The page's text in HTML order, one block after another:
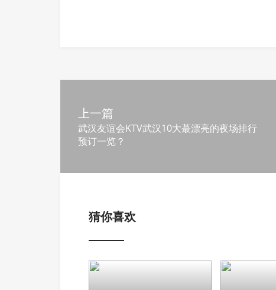
上一篇
武汉友谊会KTV武汉10大蕞漂亮的夜场排行
预订一览？
猜你喜欢